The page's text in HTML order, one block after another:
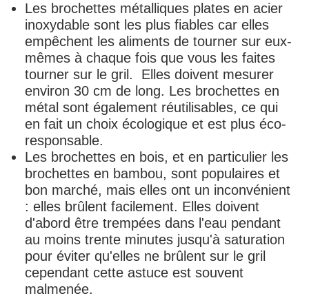
Les brochettes métalliques plates en acier
inoxydable sont les plus fiables car elles
empêchent les aliments de tourner sur eux-
mêmes à chaque fois que vous les faites
tourner sur le gril. Elles doivent mesurer
environ 30 cm de long. Les brochettes en
métal sont également réutilisables, ce qui
en fait un choix écologique et est plus éco-
responsable.
Les brochettes en bois, et en particulier les
brochettes en bambou, sont populaires et
bon marché, mais elles ont un inconvénient
: elles brûlent facilement. Elles doivent
d'abord être trempées dans l'eau pendant
au moins trente minutes jusqu'à saturation
pour éviter qu'elles ne brûlent sur le gril
cependant cette astuce est souvent
malmenée.